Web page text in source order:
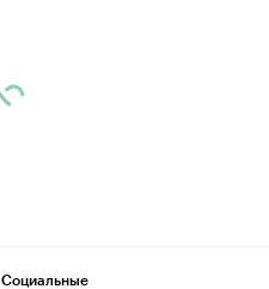
Социальные